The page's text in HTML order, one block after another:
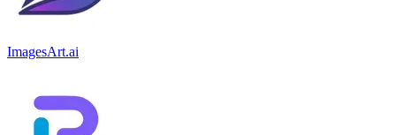
ImagesArt.ai